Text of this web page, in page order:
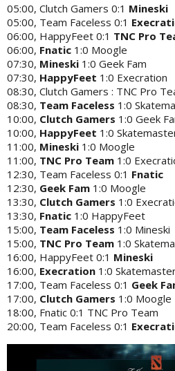
05:00, Clutch Gamers 0:1 Mineski
05:00, Team Faceless 0:1
06:00, HappyFeet 0:1 TNC Pro
06:00, Fnatic 1:0 Moogle
07:30, Mineski 1:0 Geek Fam
07:30, HappyFeet 1:0 Execration
08:30, Clutch Gamers : TNC Pro
08:30, Team Faceless 1:0
10:00, Clutch Gamers 1:0 Geek
10:00, HappyFeet 1:0
11:00, Mineski 1:0 Moogle
11:00, TNC Pro Team 1:0
12:30, Team Faceless 0:1 Fnatic
12:30, Geek Fam 1:0 Moogle
13:30, Clutch Gamers 1:0
13:30, Fnatic 1:0 HappyFeet
15:00, Team Faceless 1:0 Mineski
15:00, TNC Pro Team 1:0
16:00, HappyFeet 0:1 Mineski
16:00, Execration 1:0
17:00, Team Faceless 0:1 Geek
17:00, Clutch Gamers 1:0 Moogle
18:00, Fnatic 0:1 TNC Pro Team
20:00, Team Faceless 0:1